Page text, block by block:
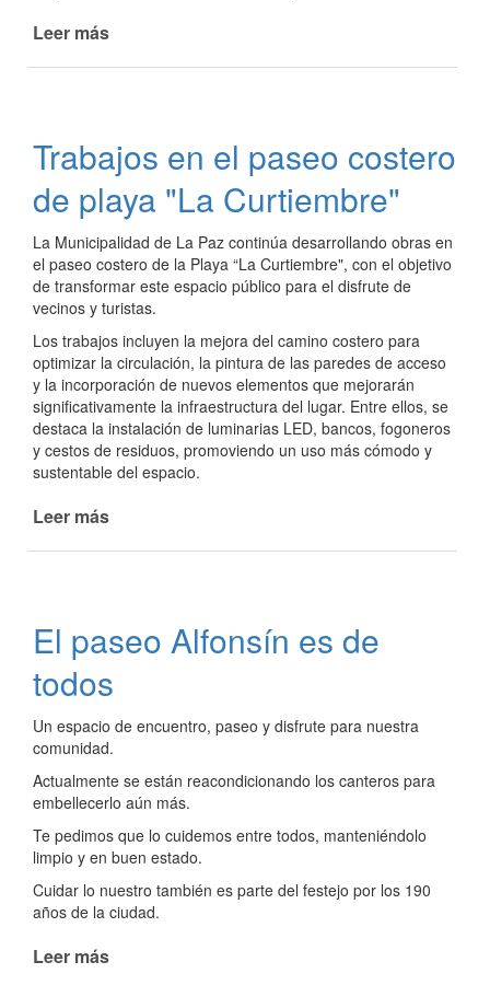
Leer más
la
Terminal
de
Ómnibus
de
La
Paz
Trabajos en el paseo costero
de playa "La Curtiembre"
La Municipalidad de La Paz continúa desarrollando obras en
el paseo costero de la Playa “La Curtiembre", con el objetivo
de transformar este espacio público para el disfrute de
vecinos y turistas.
Los trabajos incluyen la mejora del camino costero para
optimizar la circulación, la pintura de las paredes de acceso
y la incorporación de nuevos elementos que mejorarán
significativamente la infraestructura del lugar. Entre ellos, se
destaca la instalación de luminarias LED, bancos, fogoneros
y cestos de residuos, promoviendo un uso más cómodo y
sustentable del espacio.
Leer más
costero
de
playa
Curtiembre"
El paseo Alfonsín es de
todos
Un espacio de encuentro, paseo y disfrute para nuestra
comunidad.
Actualmente se están reacondicionando los canteros para
embellecerlo aún más.
Te pedimos que lo cuidemos entre todos, manteniéndolo
limpio y en buen estado.
Cuidar lo nuestro también es parte del festejo por los 190
años de la ciudad.
Leer más